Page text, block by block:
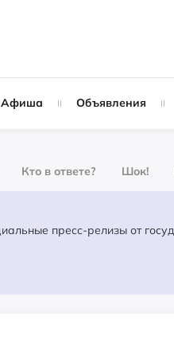
Афиша Объявления
Кто в ответе? Шок!